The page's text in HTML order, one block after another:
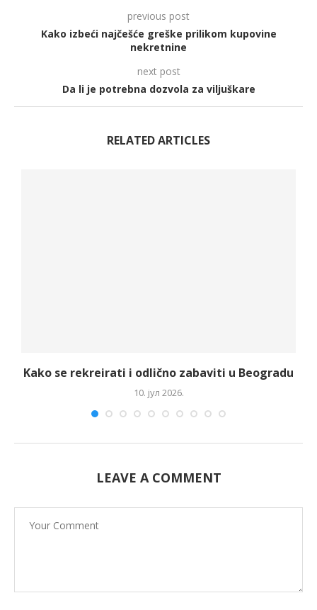
previous post
Kako izbeći najčešće greške prilikom kupovine
nekretnine
next post
Da li je potrebna dozvola za viljuškare
RELATED ARTICLES
Kako se rekreirati i odlično zabaviti u Beogradu
10. јул 2026.
LEAVE A COMMENT